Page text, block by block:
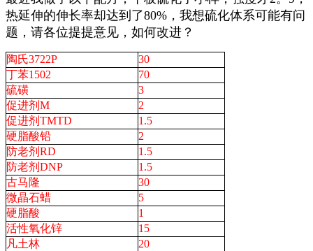
热延伸的伸长率却达到了80%，我想硫化体系可能有问
题，请各位提提意见，如何改进？
陶氏3722P
30
丁苯1502
70
硫磺
3
促进剂M
2
促进剂TMTD
1.5
硬脂酸铅
2
防老剂RD
1.5
防老剂DNP
1.5
古马隆
30
微晶石蜡
5
硬脂酸
1
活性氧化锌
15
凡土林
20